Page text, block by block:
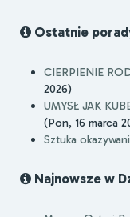
Ostatnie
CIERPIENIE
2026)
UMYSŁ JAK
(Pon, 16 marca
Sztuka
Najnowsze w